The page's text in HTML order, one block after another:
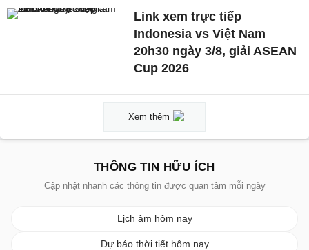
Link xem trực tiếp
Indonesia vs Việt Nam
20h30 ngày 3/8, giải ASEAN
Cup 2026
Xem thêm
THÔNG TIN HỮU ÍCH
Cập nhật nhanh các thông tin được quan tâm mỗi ngày
Lịch âm hôm nay
Dự báo thời tiết hôm nay